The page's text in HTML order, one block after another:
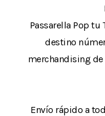
Passarella Pop tu
destino
merchandising
Envío rápido a